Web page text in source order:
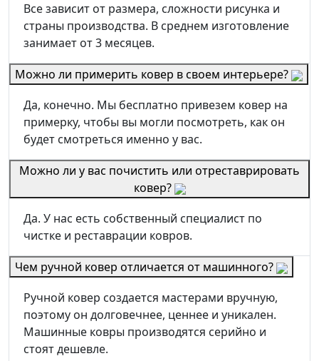
Все зависит от размера, сложности рисунка и
страны производства. В среднем изготовление
занимает от 3 месяцев.
Можно ли примерить ковер в своем интерьере?
Да, конечно. Мы бесплатно привезем ковер на
примерку, чтобы вы могли посмотреть, как он
будет смотреться именно у вас.
Можно ли у вас почистить или отреставрировать
ковер?
Да. У нас есть собственный специалист по
чистке и реставрации ковров.
Чем ручной ковер отличается от машинного?
Ручной ковер создается мастерами вручную,
поэтому он долговечнее, ценнее и уникален.
Машинные ковры производятся серийно и
стоят дешевле.